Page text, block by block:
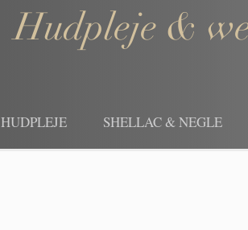
Hudpleje &
HUDPLEJE SHELLAC & NEGLE